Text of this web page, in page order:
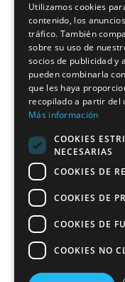
Utilizamos cookies
contenido, los
tráfico. También
sobre su uso de
socios de publicidad y
pueden combinarla
que les haya
recopilado a partir del
Más información
COOKIES
NECESARIAS
COOKIES DE
COOKIES DE
COOKIES DE
COOKIES NO